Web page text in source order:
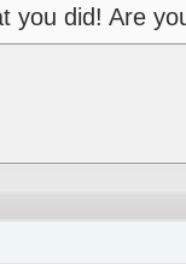
you did! Are